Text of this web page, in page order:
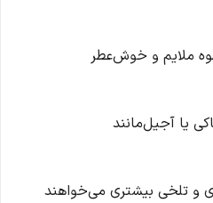
ملایم و خوش‌عطر
یا آجیل‌مانند
و تلخی بیشتری می‌خواهند